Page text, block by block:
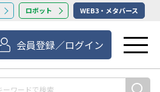
ロボット WEB3・メタバース
会員登録／ログイン